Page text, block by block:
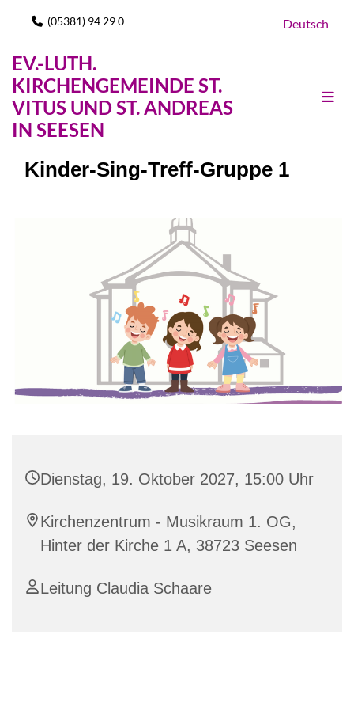
 (05381) 94 29 0 Deutsch
EV.-LUTH.
KIRCHENGEMEINDE ST.
VITUS UND ST. ANDREAS
IN SEESEN
Kinder-Sing-Treff-Gruppe 1
Dienstag, 19. Oktober 2027, 15:00 Uhr
Kirchenzentrum - Musikraum 1. OG,
Hinter der Kirche 1 A, 38723 Seesen
Leitung Claudia Schaare